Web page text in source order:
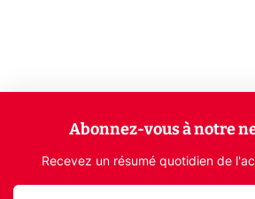
Abonnez-vous à notre
Recevez un résumé quotidien de